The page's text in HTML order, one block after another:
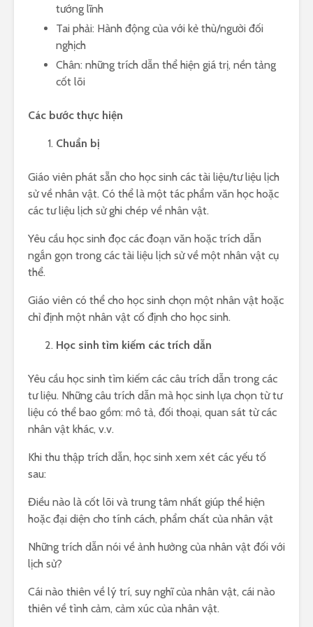
tướng lĩnh
Tai phải: Hành động của với kẻ thù/người đối
nghịch
Chân: những trích dẫn thể hiện giá trị, nền tảng
cốt lõi
Các bước thực hiện
Chuẩn bị
Giáo viên phát sẵn cho học sinh các tài liệu/tư liệu lịch
sử về nhân vật. Có thể là một tác phẩm văn học hoặc
các tư liệu lịch sử ghi chép về nhân vật.
Yêu cầu học sinh đọc các đoạn văn hoặc trích dẫn
ngắn gọn trong các tài liệu lịch sử về một nhân vật cụ
thể.
Giáo viên có thể cho học sinh chọn một nhân vật hoặc
chỉ định một nhân vật cố định cho học sinh.
Học sinh tìm kiếm các trích dẫn
Yêu cầu học sinh tìm kiếm các câu trích dẫn trong các
tư liệu. Những câu trích dẫn mà học sinh lựa chọn từ tư
liệu có thể bao gồm: mô tả, đối thoại, quan sát từ các
nhân vật khác, v.v.
Khi thu thập trích dẫn, học sinh xem xét các yếu tố
sau:
Điều nào là cốt lõi và trung tâm nhất giúp thể hiện
hoặc đại diện cho tính cách, phẩm chất của nhân vật
Những trích dẫn nói về ảnh hưởng của nhân vật đối với
lịch sử?
Cái nào thiên về lý trí, suy nghĩ của nhân vật, cái nào
thiên về tình cảm, cảm xúc của nhân vật.